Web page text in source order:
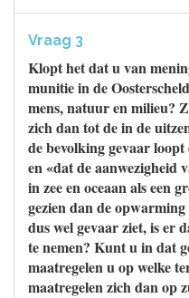
Vraag 3
Klopt het dat u van
munitie in de
mens, natuur en milieu?
zich dan tot de in de
de bevolking gevaar
en «dat de aanwezigheid
in zee en oceaan als een
gezien dan de
dus wel gevaar ziet, is er
te nemen? Kunt u in dat
maatregelen u op welke
maatregelen zich dan op